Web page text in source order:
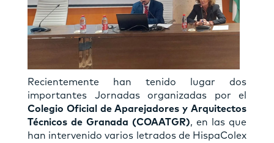
Recientemente han tenido lugar dos
importantes Jornadas organizadas por el
Colegio Oficial de Aparejadores y Arquitectos
Técnicos de Granada (COAATGR), en las que
han intervenido varios letrados de HispaColex